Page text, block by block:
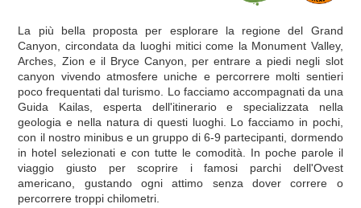
La più bella proposta per esplorare la regione del Grand
Canyon, circondata da luoghi mitici come la Monument Valley,
Arches, Zion e il Bryce Canyon, per entrare a piedi negli slot
canyon vivendo atmosfere uniche e percorrere molti sentieri
poco frequentati dal turismo. Lo facciamo accompagnati da una
Guida Kailas, esperta dell'itinerario e specializzata nella
geologia e nella natura di questi luoghi. Lo facciamo in pochi,
con il nostro minibus e un gruppo di 6-9 partecipanti, dormendo
in hotel selezionati e con tutte le comodità. In poche parole il
viaggio giusto per scoprire i famosi parchi dell'Ovest
americano, gustando ogni attimo senza dover correre o
percorrere troppi chilometri.